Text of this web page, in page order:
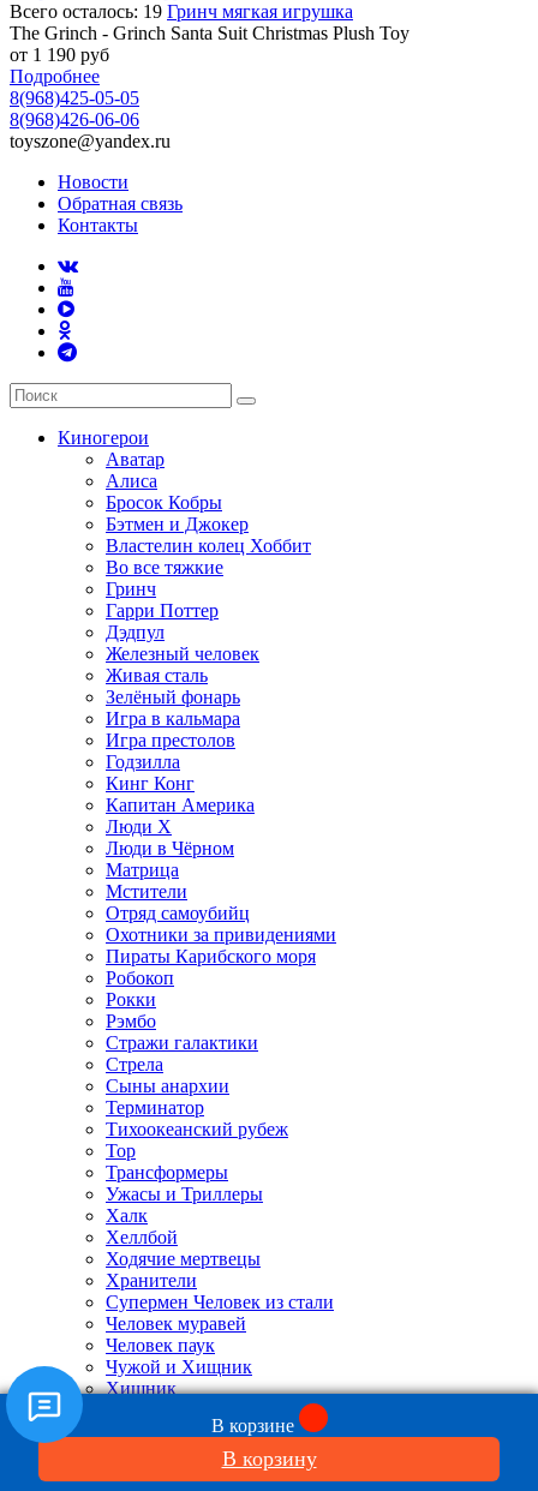
Всего осталось: 19 Гринч мягкая игрушка
The Grinch - Grinch Santa Suit Christmas Plush Toy
от 1 190 руб
Подробнее
8(968)425-05-05
8(968)426-06-06
toyszone@yandex.ru
Новости
Обратная связь
Контакты
В корзине
В корзину
Киногерои
Аватар
Алиса
Бросок Кобры
Бэтмен и Джокер
Властелин колец Хоббит
Во все тяжкие
Гринч
Гарри Поттер
Дэдпул
Железный человек
Живая сталь
Зелёный фонарь
Игра в кальмара
Игра престолов
Годзилла
Кинг Конг
Капитан Америка
Люди X
Люди в Чёрном
Матрица
Мстители
Отряд самоубийц
Охотники за привидениями
Пираты Карибского моря
Робокоп
Рокки
Рэмбо
Стражи галактики
Стрела
Сыны анархии
Терминатор
Тихоокеанский рубеж
Тор
Трансформеры
Ужасы и Триллеры
Халк
Хеллбой
Ходячие мертвецы
Хранители
Супермен Человек из стали
Человек муравей
Человек паук
Чужой и Хищник
Хищник
Другие герои кино
Супергерои Марвел